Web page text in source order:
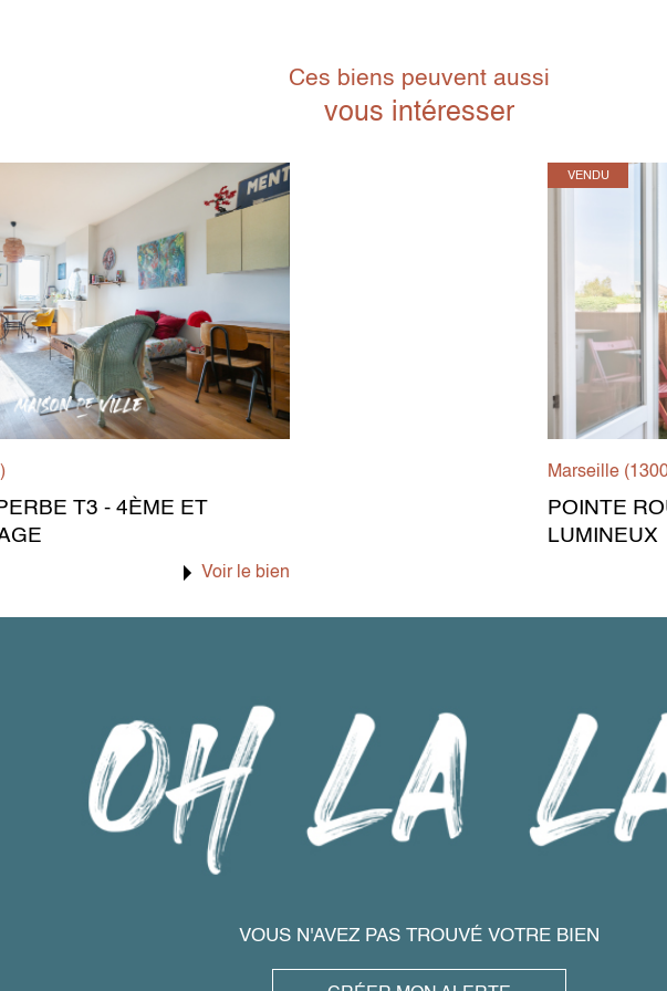
Ces biens peuvent aussi
vous intéresser
T3 - 4ÈME ET
Voir le bien
VENDU
Marseille
POINTE
LUMINEUX
VOUS N'AVEZ PAS TROUVÉ VOTRE BIEN